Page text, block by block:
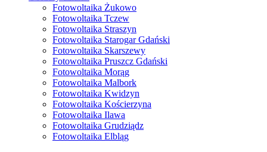
Fotowoltaika Żukowo
Fotowoltaika Tczew
Fotowoltaika Straszyn
Fotowoltaika Starogar Gdański
Fotowoltaika Skarszewy
Fotowoltaika Pruszcz Gdański
Fotowoltaika Morąg
Fotowoltaika Malbork
Fotowoltaika Kwidzyn
Fotowoltaika Kościerzyna
Fotowoltaika Ilawa
Fotowoltaika Grudziądz
Fotowoltaika Elbląg